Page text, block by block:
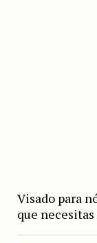
Visado para
que necesitas